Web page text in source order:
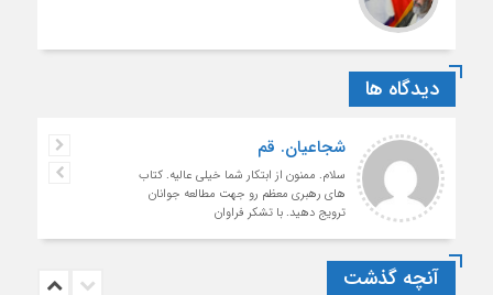
دیدگاه ها
شجاعیان. قم
سلام. ممنون از ابتکار شما خیلی عالیه. کتاب
های رهبری معظم رو جهت مطالعه جوانان
ترویج دهید. با تشکر فراوان
آنچه گذشت